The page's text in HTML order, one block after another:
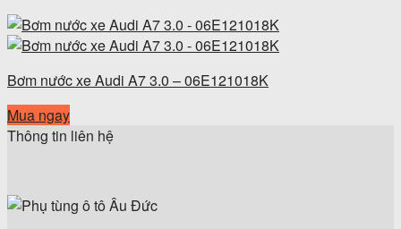
Bơm nước xe Audi A7 3.0 – 06E121018K
Mua ngay
Thông tin liên hệ